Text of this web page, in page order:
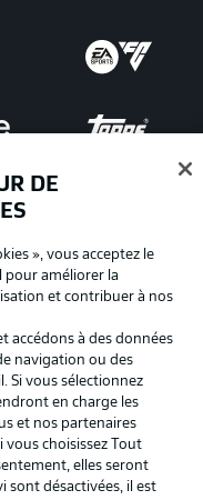
d’utilisation des
DE
», vous acceptez le
pour améliorer la
et contribuer à nos
accédons à des données
navigation ou des
Si vous sélectionnez
en charge les
et nos partenaires
choisissez Tout
elles seront
sont désactivées, il est